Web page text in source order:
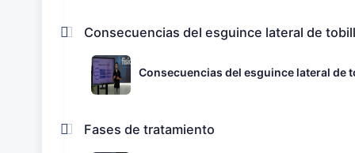
Consecuencias del esguince lateral de
Consecuencias del esguince lateral de
Fases de tratamiento